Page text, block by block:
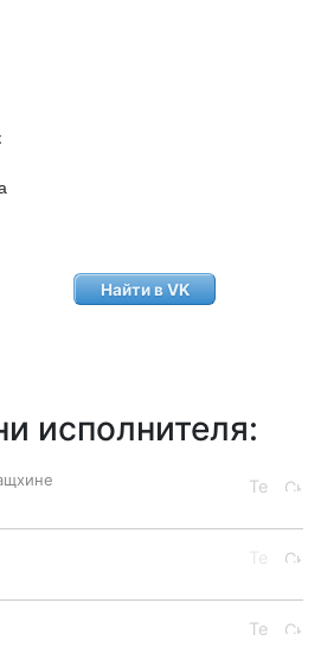
Найти в VK
исполнителя: